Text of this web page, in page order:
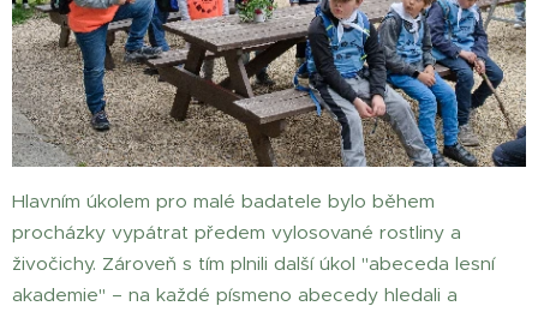
Hlavním úkolem pro malé badatele bylo během
procházky vypátrat předem vylosované rostliny a
živočichy. Zároveň s tím plnili další úkol "abeceda lesní
akademie" – na každé písmeno abecedy hledali a